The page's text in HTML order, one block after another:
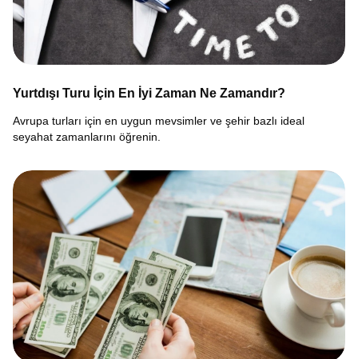
Yurtdışı Turu İçin En İyi Zaman Ne Zamandır?
Avrupa turları için en uygun mevsimler ve şehir bazlı ideal
seyahat zamanlarını öğrenin.